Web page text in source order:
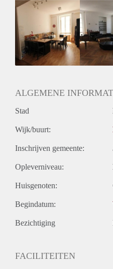
Huurtoeslag
Niet mogelijk
Inkomen eis
N.V.T.
Huurtermijn
Onbepaalde termijn
ALGEMENE
Stad
Wijk/buurt:
Inschrijven gemeente:
Opleverniveau:
Huisgenoten:
Begindatum:
Bezichtiging
FACILITEITEN